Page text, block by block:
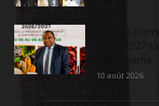
10 août 2026